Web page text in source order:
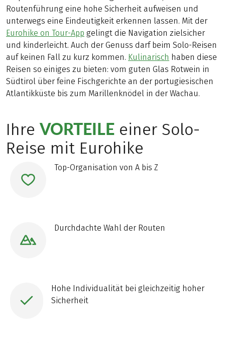
Routenführung eine hohe Sicherheit aufweisen und
unterwegs eine Eindeutigkeit erkennen lassen. Mit der
Eurohike on Tour-App gelingt die Navigation zielsicher
und kinderleicht. Auch der Genuss darf beim Solo-Reisen
auf keinen Fall zu kurz kommen. Kulinarisch haben diese
Reisen so einiges zu bieten: vom guten Glas Rotwein in
Südtirol über feine Fischgerichte an der portugiesischen
Atlantikküste bis zum Marillenknödel in der Wachau.
Ihre VORTEILE einer Solo-
Reise mit Eurohike
Top-Organisation von A bis Z
Durchdachte Wahl der Routen
Hohe Individualität bei gleichzeitig hoher
Sicherheit